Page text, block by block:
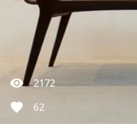
2172
62